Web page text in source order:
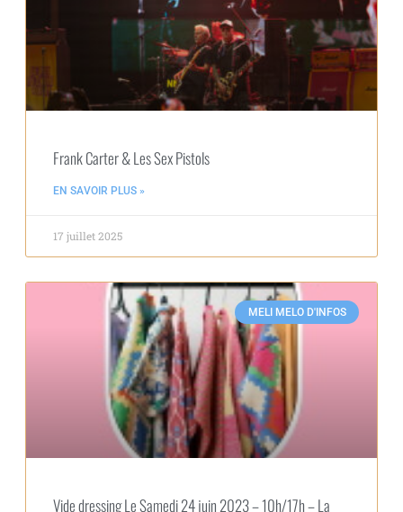
Frank Carter & Les Sex Pistols
EN SAVOIR PLUS »
17 juillet 2025
MELI MELO D'INFOS
Vide dressing Le Samedi 24 juin 2023 – 10h/17h – La